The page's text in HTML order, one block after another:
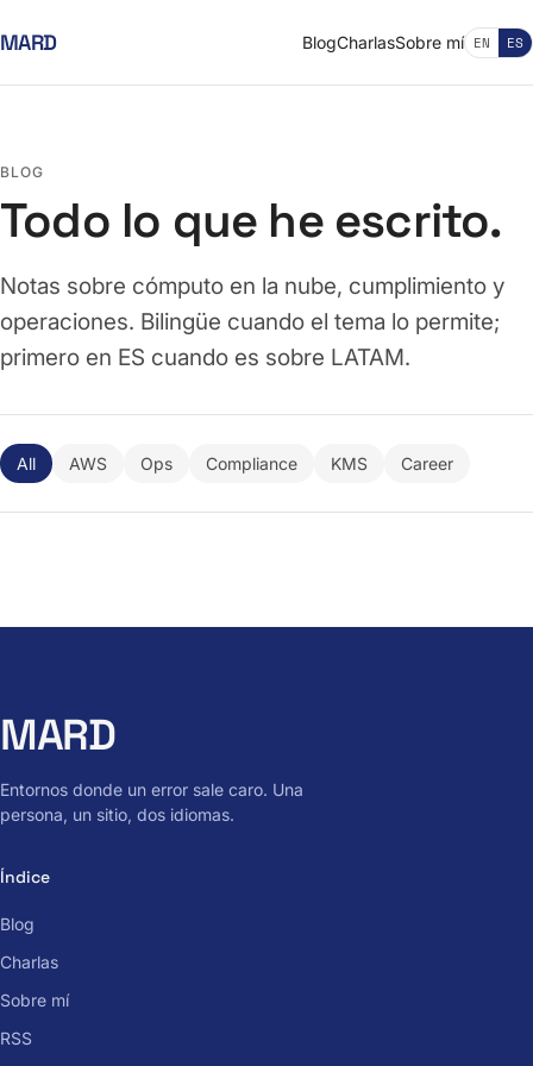
MARD BlogCharlasSobre mí EN ES
BLOG
Todo lo que he escrito.
Notas sobre cómputo en la nube, cumplimiento y
operaciones. Bilingüe cuando el tema lo permite;
primero en ES cuando es sobre LATAM.
All AWS Ops Compliance KMS Career
MARD
Entornos donde un error sale caro. Una
persona, un sitio, dos idiomas.
Índice
Blog
Charlas
Sobre mí
RSS